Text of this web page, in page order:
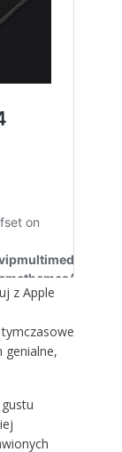
z Apple
genialne,